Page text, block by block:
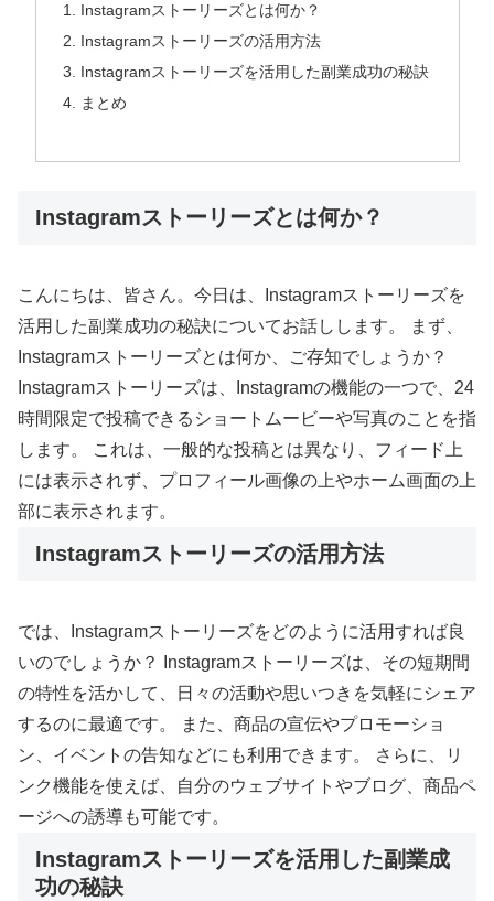
Instagramストーリーズとは何か？
Instagramストーリーズの活用方法
Instagramストーリーズを活用した副業成功の秘訣
まとめ
Instagramストーリーズとは何か？
こんにちは、皆さん。今日は、Instagramストーリーズを
活用した副業成功の秘訣についてお話しします。 まず、
Instagramストーリーズとは何か、ご存知でしょうか？
Instagramストーリーズは、Instagramの機能の一つで、24
時間限定で投稿できるショートムービーや写真のことを指
します。 これは、一般的な投稿とは異なり、フィード上
には表示されず、プロフィール画像の上やホーム画面の上
部に表示されます。
Instagramストーリーズの活用方法
では、Instagramストーリーズをどのように活用すれば良
いのでしょうか？ Instagramストーリーズは、その短期間
の特性を活かして、日々の活動や思いつきを気軽にシェア
するのに最適です。 また、商品の宣伝やプロモーショ
ン、イベントの告知などにも利用できます。 さらに、リ
ンク機能を使えば、自分のウェブサイトやブログ、商品ペ
ージへの誘導も可能です。
Instagramストーリーズを活用した副業成
功の秘訣